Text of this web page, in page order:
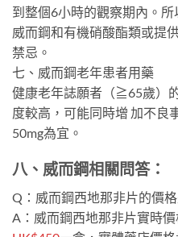
到整個6小時的觀察期內。
威而鋼和有機硝酸酯類或提
禁忌。
七、威而鋼老年患者用藥
健康老年誌願者（≧65歲）
度較高，可能同時增 加不良
50mg為宜。
八、威而鋼相關問答：
Q：威而鋼西地那非片的價
A：威而鋼西地那非片實時